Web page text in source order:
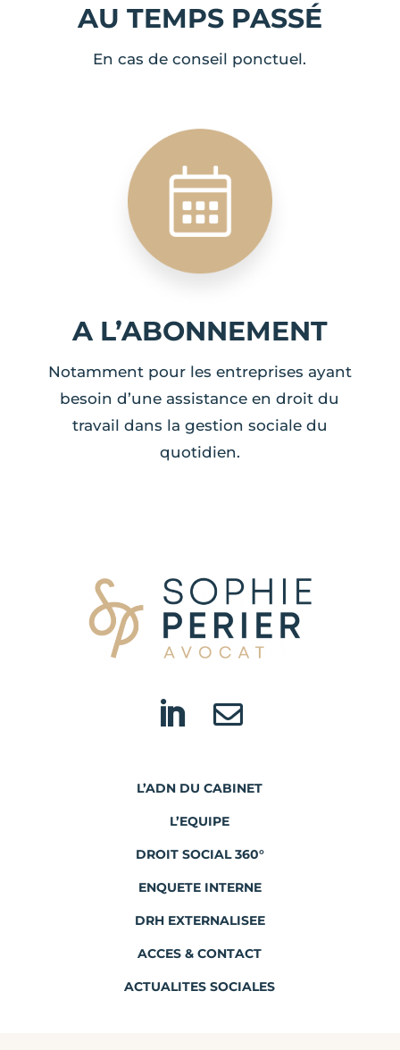
AU TEMPS PASSÉ
En cas de conseil ponctuel.
A L’ABONNEMENT
Notamment pour les entreprises ayant
besoin d’une assistance en droit du
travail dans la gestion sociale du
quotidien.
 
L’ADN DU CABINET
L’EQUIPE
DROIT SOCIAL 360°
ENQUETE INTERNE
DRH EXTERNALISEE
ACCES & CONTACT
ACTUALITES SOCIALES